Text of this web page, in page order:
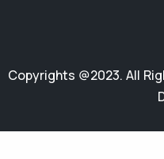
Copyrights @2023. All